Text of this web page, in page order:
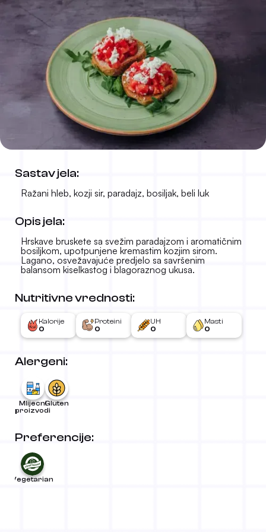
Bruskete sa kozjim sirom
Sastav jela:
Ražani hleb, kozji sir, paradajz, bosiljak, beli luk
Opis jela:
Hrskave bruskete sa svežim paradajzom i aromatičnim
bosiljkom, upotpunjene kremastim kozjim sirom.
Lagano, osvežavajuće predjelo sa savršenim
balansom kiselkastog i blagoraznog ukusa.
Nutritivne vrednosti:
Kalorije
0
Proteini
0
UH
0
Masti
0
Alergeni:
Mlijecni
proizvodi
Gluten
Preferencije:
Vegetarian